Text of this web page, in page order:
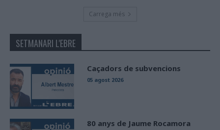
Carrega més
SETMANARI L'EBRE
Caçadors de subvencions
05 agost 2026
80 anys de Jaume Rocamora